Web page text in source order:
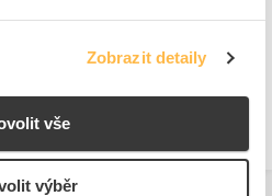
Zobrazit detaily
vše
výběr